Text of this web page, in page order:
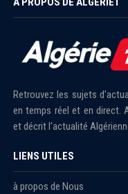
Retrouvez les sujets
en temps réel et en direct.
et décrit l'actualité
LIENS UTILES
à propos de Nous